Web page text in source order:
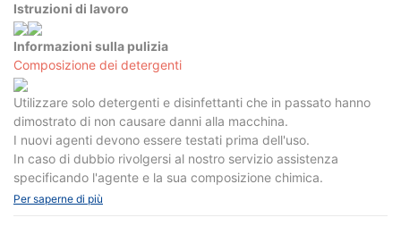
Istruzioni di lavoro
Informazioni sulla pulizia
Composizione dei detergenti
Utilizzare solo detergenti e disinfettanti che in passato hanno
dimostrato di non causare danni alla macchina.
I nuovi agenti devono essere testati prima dell'uso.
In caso di dubbio rivolgersi al nostro servizio assistenza
specificando l'agente e la sua composizione chimica.
Per saperne di più